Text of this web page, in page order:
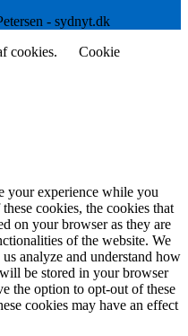
- sydnyt.dk
cookies.
Cookie
your experience while you
cookies, the cookies that
on your browser as they are
of the website. We
analyze and understand how
be stored in your browser
the option to opt-out of these
cookies may have an effect